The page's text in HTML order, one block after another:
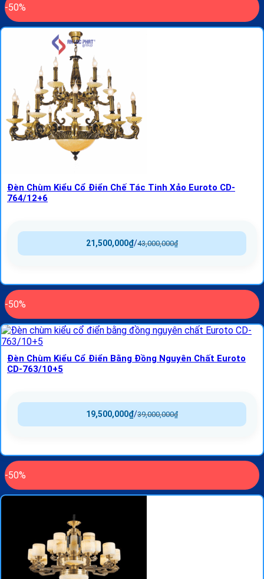
-50%
Đèn Chùm Kiểu Cổ Điển Chế Tác Tinh Xảo Euroto CD-
764/12+6
43,000,000₫
/
21,500,000₫
-50%
Đèn Chùm Kiểu Cổ Điển Bằng Đồng Nguyên Chất Euroto
CD-763/10+5
39,000,000₫
/
19,500,000₫
-50%